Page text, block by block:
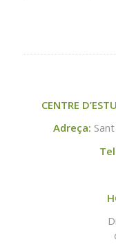
CENTRE
Adreça: